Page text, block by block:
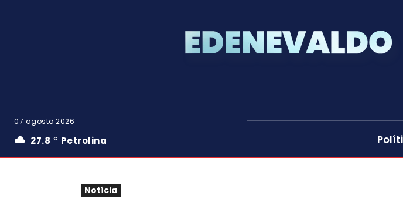
07 agosto 2026
27.8 C Petrolina
Notícia